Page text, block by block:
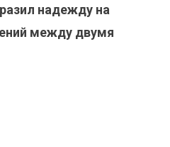
надежду на
между двумя